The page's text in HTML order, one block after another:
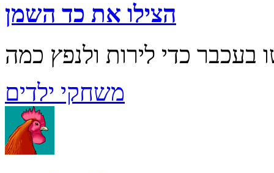
הצילו את כד השמן
משחקי ילדים